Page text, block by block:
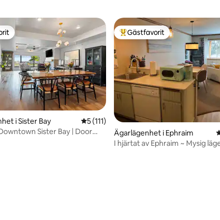
betyg, 131 omdömen
i Sister Bay 5 av 5 i genomsnittligt betyg, 111
5 (111)
Sister Bay | Door
Populär gästfavorit
Gästfavorit
Ägarlägenhet i Ephraim
I hjärtat av Ephraim ~ Mysig